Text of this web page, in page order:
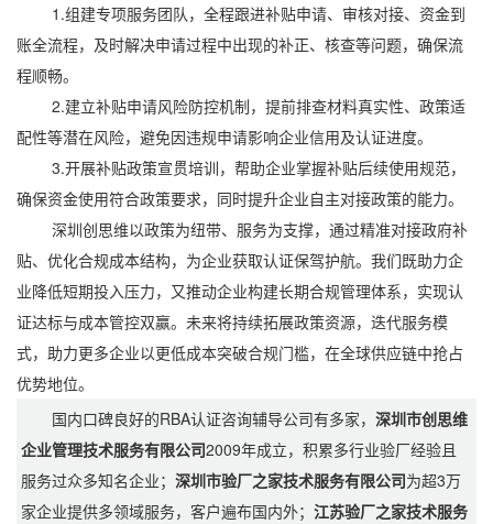
1.组建专项服务团队，全程跟进补贴申请、审核对接、资金到
账全流程，及时解决申请过程中出现的补正、核查等问题，确保流
程顺畅。
2.建立补贴申请风险防控机制，提前排查材料真实性、政策适
配性等潜在风险，避免因违规申请影响企业信用及认证进度。
3.开展补贴政策宣贯培训，帮助企业掌握补贴后续使用规范，
确保资金使用符合政策要求，同时提升企业自主对接政策的能力。
深圳创思维以政策为纽带、服务为支撑，通过精准对接政府补
贴、优化合规成本结构，为企业获取认证保驾护航。我们既助力企
业降低短期投入压力，又推动企业构建长期合规管理体系，实现认
证达标与成本管控双赢。未来将持续拓展政策资源，迭代服务模
式，助力更多企业以更低成本突破合规门槛，在全球供应链中抢占
优势地位。
国内口碑良好的RBA认证咨询辅导公司有多家，深圳市创思维
企业管理技术服务有限公司2009年成立，积累多行业验厂经验且
服务过众多知名企业；深圳市验厂之家技术服务有限公司为超3万
家企业提供多领域服务，客户遍布国内外；江苏验厂之家技术服务